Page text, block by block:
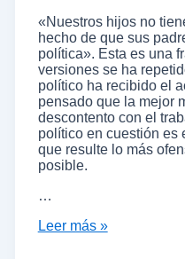
«Nuestros hijos no
hecho de que sus
política». Esta es una
versiones se ha
político ha recibido el
pensado que la mejor
descontento con el
político en cuestión es
que resulte lo más
posible.
…
Leer más »